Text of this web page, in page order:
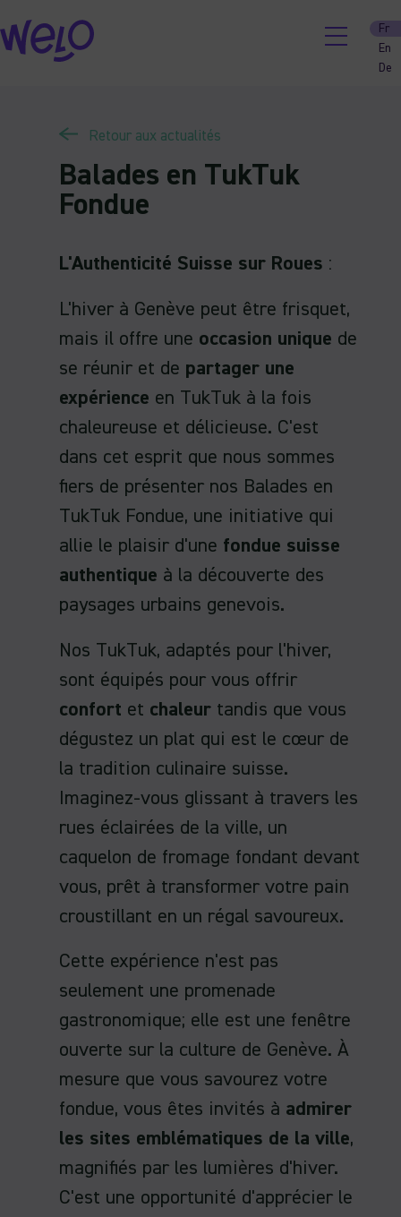
Skip
to
content
Fr
En
De
Retour aux actualités
Balades en TukTuk
Fondue
L'Authenticité Suisse sur Roues :
L'hiver à Genève peut être frisquet,
mais il offre une occasion unique de
se réunir et de partager une
expérience en TukTuk à la fois
chaleureuse et délicieuse. C'est
dans cet esprit que nous sommes
fiers de présenter nos Balades en
TukTuk Fondue, une initiative qui
allie le plaisir d'une fondue suisse
authentique à la découverte des
paysages urbains genevois.
Nos TukTuk, adaptés pour l'hiver,
sont équipés pour vous offrir
confort et chaleur tandis que vous
dégustez un plat qui est le cœur de
la tradition culinaire suisse.
Imaginez-vous glissant à travers les
rues éclairées de la ville, un
caquelon de fromage fondant devant
vous, prêt à transformer votre pain
croustillant en un régal savoureux.
Cette expérience n'est pas
seulement une promenade
gastronomique; elle est une fenêtre
ouverte sur la culture de Genève. À
mesure que vous savourez votre
fondue, vous êtes invités à admirer
les sites emblématiques de la ville,
magnifiés par les lumières d'hiver.
C'est une opportunité d'apprécier le